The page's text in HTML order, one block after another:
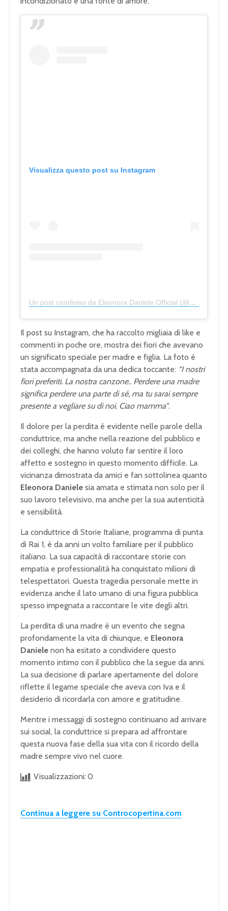
Visualizza questo post su Instagram
Un post condiviso da Eleonora Daniele Official (@eleonora_daniele_official)
Il post su Instagram, che ha raccolto migliaia di like e
commenti in poche ore, mostra dei fiori che avevano
un significato speciale per madre e figlia. La foto è
stata accompagnata da una dedica toccante: “I nostri
fiori preferiti. La nostra canzone.. Perdere una madre
significa perdere una parte di sé, ma tu sarai sempre
presente a vegliare su di noi. Ciao mamma”.
Il dolore per la perdita è evidente nelle parole della
conduttrice, ma anche nella reazione del pubblico e
dei colleghi, che hanno voluto far sentire il loro
affetto e sostegno in questo momento difficile. La
vicinanza dimostrata da amici e fan sottolinea quanto
Eleonora Daniele sia amata e stimata non solo per il
suo lavoro televisivo, ma anche per la sua autenticità
e sensibilità.
La conduttrice di Storie Italiane, programma di punta
di Rai 1, è da anni un volto familiare per il pubblico
italiano. La sua capacità di raccontare storie con
empatia e professionalità ha conquistato milioni di
telespettatori. Questa tragedia personale mette in
evidenza anche il lato umano di una figura pubblica
spesso impegnata a raccontare le vite degli altri.
La perdita di una madre è un evento che segna
profondamente la vita di chiunque, e Eleonora
Daniele non ha esitato a condividere questo
momento intimo con il pubblico che la segue da anni.
La sua decisione di parlare apertamente del dolore
riflette il legame speciale che aveva con Iva e il
desiderio di ricordarla con amore e gratitudine.
Mentre i messaggi di sostegno continuano ad arrivare
sui social, la conduttrice si prepara ad affrontare
questa nuova fase della sua vita con il ricordo della
madre sempre vivo nel cuore.
Visualizzazioni: 0
Continua a leggere su Controcopertina.com